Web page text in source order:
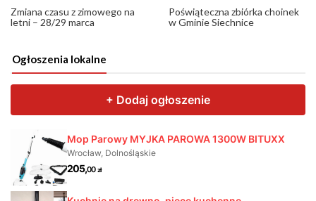
Zmiana czasu z zimowego na
letni – 28/29 marca
Poświąteczna zbiórka choinek
w Gminie Siechnice
Ogłoszenia lokalne